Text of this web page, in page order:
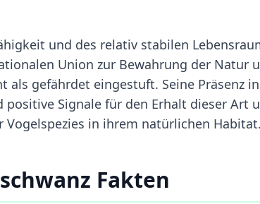
und des relativ stabilen
Union zur Bewahrung der Natur
als gefährdet eingestuft. Seine Präsenz
Signale für den Erhalt dieser Art
in ihrem natürlichen Habitat.
Fakten